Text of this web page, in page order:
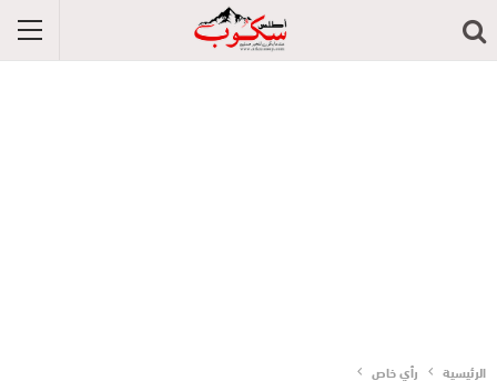
الرئيسية رأي خاص